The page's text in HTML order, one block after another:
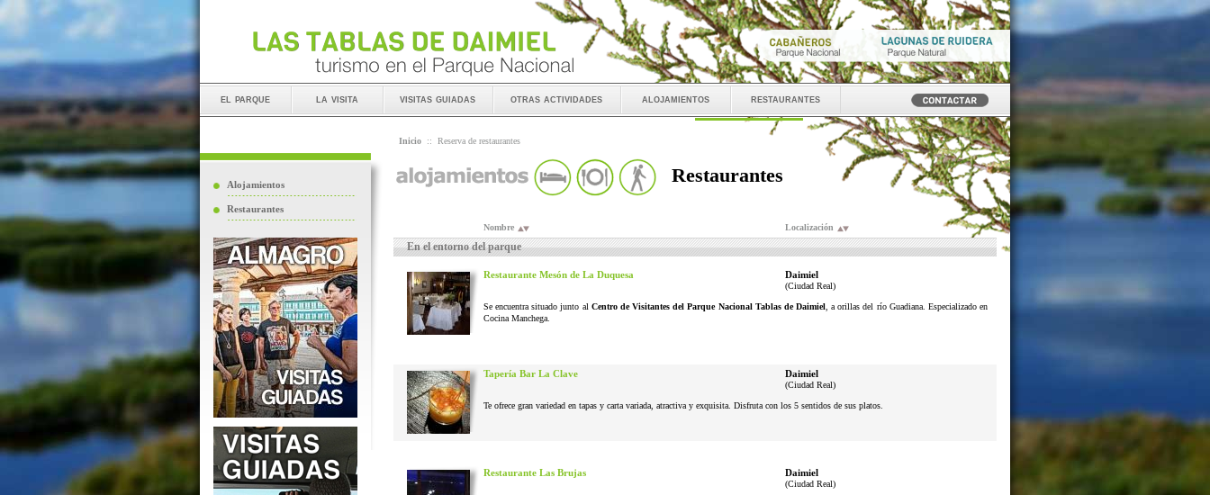
el parque la visita visitas guiadas otras actividades alojamientos restaurantes
Alojamientos
Restaurantes
Inicio :: Reserva de restaurantes
Restaurantes
Nombre Localización
En el entorno del parque
Restaurante Mesón de La Duquesa Daimiel
(Ciudad Real)
Se encuentra situado junto al Centro de Visitantes del Parque Nacional Tablas de Daimiel, a orillas del río Guadiana. Especializado en
Cocina Manchega.
Tapería Bar La Clave Daimiel
(Ciudad Real)
Te ofrece gran variedad en tapas y carta variada, atractiva y exquisita. Disfruta con los 5 sentidos de sus platos.
Restaurante Las Brujas Daimiel
(Ciudad Real)